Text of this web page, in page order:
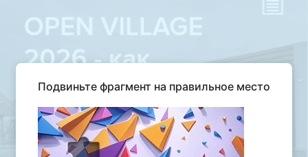
Подвиньте фрагмент на правильное место